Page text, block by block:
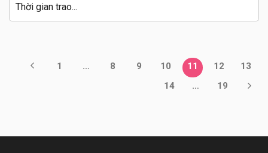
Thời gian trao...
1 … 8 9 10 11 12
13
14
… 19